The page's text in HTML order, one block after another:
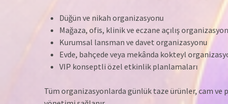
Düğün ve nikah organizasyonu
Mağaza, ofis, klinik ve eczane açılış
Kurumsal lansman ve davet organizasyonu
Evde, bahçede veya mekânda kokteyl
VIP konseptli özel etkinlik planlamaları
Tüm organizasyonlarda günlük taze ürünler, cam ve